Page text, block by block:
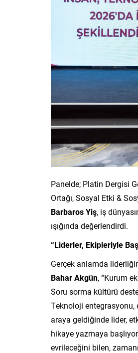
Panelde; Platin Dergisi
Ortağı, Sosyal Etki &
Barbaros Yiş, iş
ışığında değerlendirdi.
“Liderler, Ekipleriyle
Gerçek anlamda
Bahar Akgün, “Kurum
Soru sorma kültürü
Teknoloji entegrasyonu,
araya geldiğinde lider,
hikaye yazmaya
evrileceğini bilen,